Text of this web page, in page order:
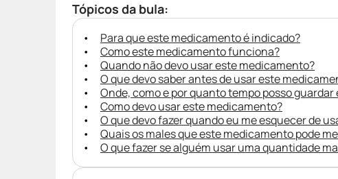
Tópicos da bula:
Para que este medicamento é indicado?
Como este medicamento funciona?
Quando não devo usar este medicamento?
O que devo saber antes de usar este
Onde, como e por quanto tempo posso
Como devo usar este medicamento?
O que devo fazer quando eu me esquecer de
Quais os males que este medicamento pode
O que fazer se alguém usar uma quantidade